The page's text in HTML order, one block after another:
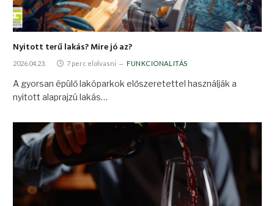
Nyitott terű lakás? Mire jó az?
2026.04.23. 7 perc elolvasni FUNKCIONALITÁS
A gyorsan épülő lakóparkok előszeretettel használják a
nyitott alaprajzú lakás…